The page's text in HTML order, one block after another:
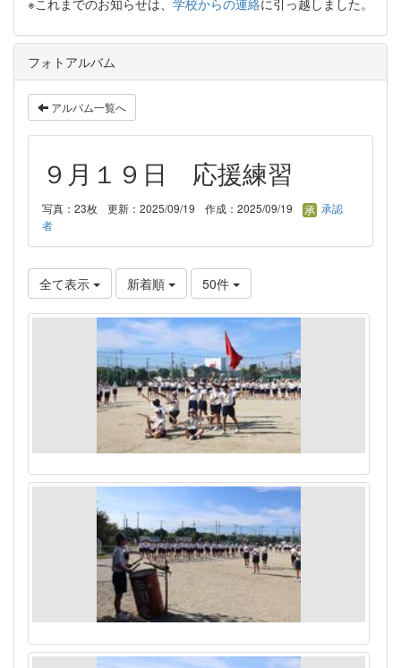
フォトアルバム
アルバム一覧へ
９月１９日 応援練習
写真：23枚 更新：2025/09/19 作成：2025/09/19
承認
者
全て表示 新着順 50件